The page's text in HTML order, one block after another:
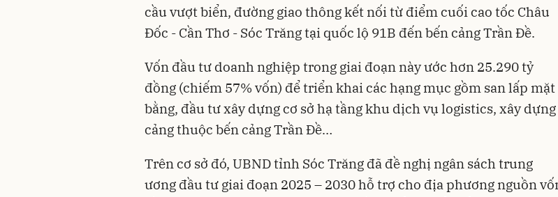
cầu vượt biển, đường giao thông kết nối từ điểm cuối cao tốc Châu
Đốc - Cần Thơ - Sóc Trăng tại quốc lộ 91B đến bến cảng Trần Đề.
Vốn đầu tư doanh nghiệp trong giai đoạn này ước hơn 25.290 tỷ
đồng (chiếm 57% vốn) để triển khai các hạng mục gồm san lấp mặt
bằng, đầu tư xây dựng cơ sở hạ tầng khu dịch vụ logistics, xây dựng
cảng thuộc bến cảng Trần Đề…
Trên cơ sở đó, UBND tỉnh Sóc Trăng đã đề nghị ngân sách trung
ương đầu tư giai đoạn 2025 – 2030 hỗ trợ cho địa phương nguồn